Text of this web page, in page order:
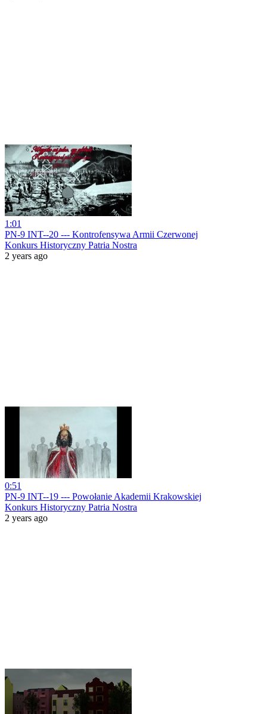
1:01
PN-9 INT--20 --- Kontrofensywa Armii Czerwonej
Konkurs Historyczny Patria Nostra
2 years ago
0:51
PN-9 INT--19 --- Powołanie Akademii Krakowskiej
Konkurs Historyczny Patria Nostra
2 years ago